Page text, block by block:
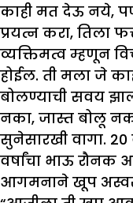
काही मत देऊ नये,
प्रयत्न करा, तिला
व्यक्तिमत्व म्हणून
होईल. ती मला जे
बोलण्याची सवय
नका, जास्त बोलू
सुनेसारखी वागा. 20
वर्षांचा भाऊ
आगमनाने खूप